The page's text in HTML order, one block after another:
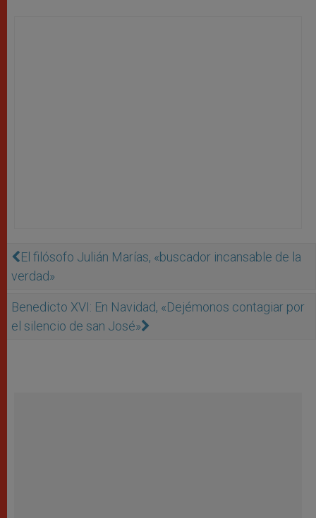
El filósofo Julián Marías, «buscador incansable de la
verdad»
Benedicto XVI: En Navidad, «Dejémonos contagiar por
el silencio de san José»